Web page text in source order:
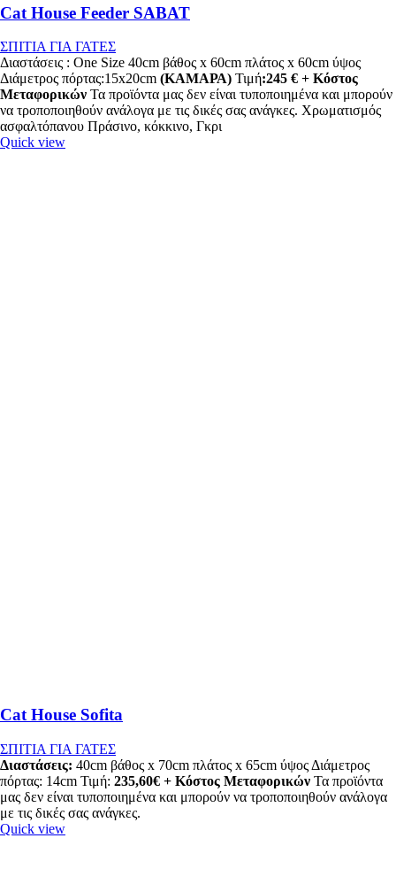
Cat House Feeder SABAT
ΣΠΙΤΙΑ ΓΙΑ ΓΑΤΕΣ
Διαστάσεις : One Size 40cm βάθος x 60cm πλάτος x 60cm ύψος
Διάμετρος πόρτας:15x20cm (ΚΑΜΑΡΑ) Τιμή:245 € + Κόστος
Μεταφορικών Τα προϊόντα μας δεν είναι τυποποιημένα και μπορούν
να τροποποιηθούν ανάλογα με τις δικές σας ανάγκες. Χρωματισμός
ασφαλτόπανου Πράσινο, κόκκινο, Γκρι
Quick view
Cat House Sofita
ΣΠΙΤΙΑ ΓΙΑ ΓΑΤΕΣ
Διαστάσεις: 40cm βάθος x 70cm πλάτος x 65cm ύψος Διάμετρος
πόρτας: 14cm Τιμή: 235,60€ + Κόστος Μεταφορικών Τα προϊόντα
μας δεν είναι τυποποιημένα και μπορούν να τροποποιηθούν ανάλογα
με τις δικές σας ανάγκες.
Quick view